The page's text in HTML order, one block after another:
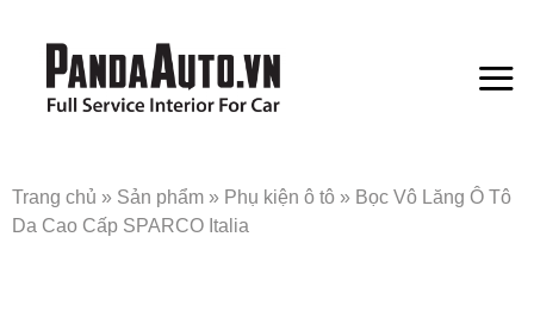
Trang chủ » Sản phẩm » Phụ kiện ô tô » Bọc Vô Lăng Ô Tô
Da Cao Cấp SPARCO Italia